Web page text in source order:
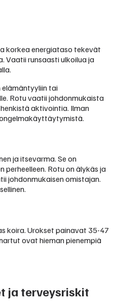
korkea energiataso tekevät
Vaatii runsaasti ulkoilua ja
elämäntyyliin tai
Rotu vaatii johdonmukaista
aktivointia. Ilman
ja itsevarma. Se on
perheelleen. Rotu on älykäs ja
johdonmukaisen omistajan.
koira. Urokset painavat 35-47
ovat hieman pienempiä
ja terveysriskit